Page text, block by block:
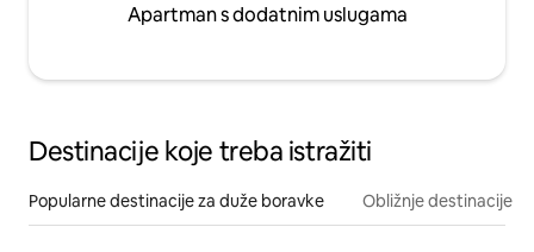
Apartman s dodatnim uslugama
Destinacije koje treba istražiti
Popularne destinacije za duže boravke Obližnje destinacije